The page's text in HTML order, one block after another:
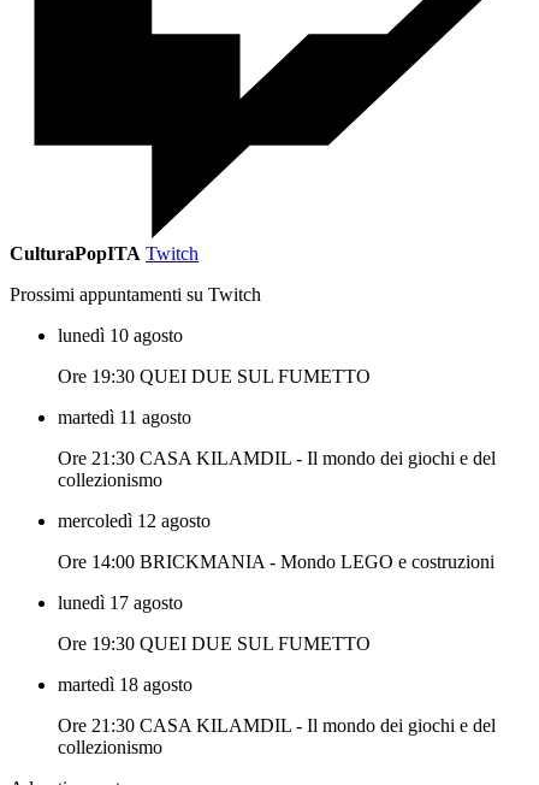
CulturaPopITA Twitch
Prossimi appuntamenti su Twitch
lunedì 10 agosto
Ore 19:30 QUEI DUE SUL FUMETTO
martedì 11 agosto
Ore 21:30 CASA KILAMDIL - Il mondo dei giochi e del
collezionismo
mercoledì 12 agosto
Ore 14:00 BRICKMANIA - Mondo LEGO e costruzioni
lunedì 17 agosto
Ore 19:30 QUEI DUE SUL FUMETTO
martedì 18 agosto
Ore 21:30 CASA KILAMDIL - Il mondo dei giochi e del
collezionismo